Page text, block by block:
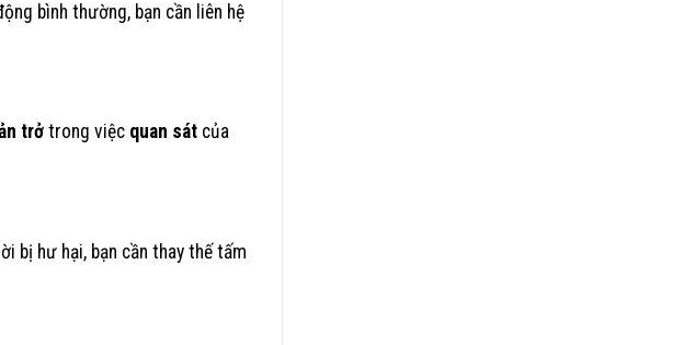
bình thường, bạn cần liên hệ
trở trong việc quan sát của
bị hư hại, bạn cần thay thế tấm